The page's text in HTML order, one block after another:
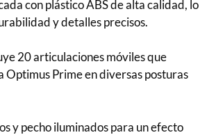
con plástico ABS de alta calidad, lo
y detalles precisos.
20 articulaciones móviles que
Optimus Prime en diversas posturas
y pecho iluminados para un efecto